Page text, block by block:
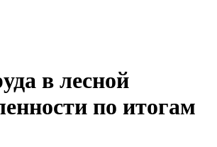
в лесной
по итогам